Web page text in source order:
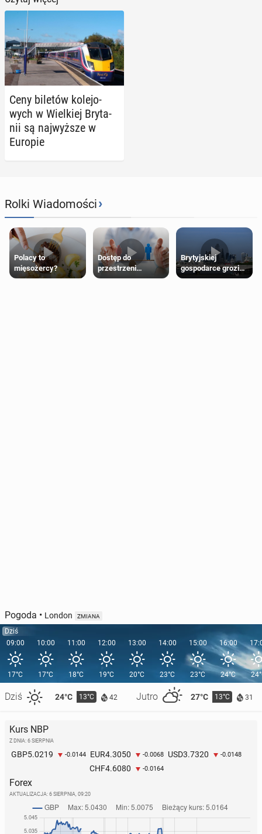
Ceny biletów ko­le­jo­
wych w Wiel­kiej Bry­ta­
nii są naj­wyż­sze w
Europie
Rolki Wiadomości›
Polacy to
mięsożercy?
Dostęp do
przestrzeni
przeznaczonych
Brytyjskiej
gospodarce grozi
recesja, jeśli
Pogoda • London ZMIANA
Dziś
09:00
17°C
Dziś 24°C 13°C 42 Jutro 27°C 13°C 31
10:00
17°C
11:00
18°C
12:00
19°C
13:00
20°C
14:00
23°C
15:00
23°C
16:00
24°C
Kurs NBP
Z DNIA: 6 SIERPNIA
GBP5.0219 -0.0144 EUR4.3050 -0.0068 USD3.7320 -0.0148
CHF4.6080 -0.0164
Forex
AKTUALIZACJA: 6 SIERPNIA, 09:20